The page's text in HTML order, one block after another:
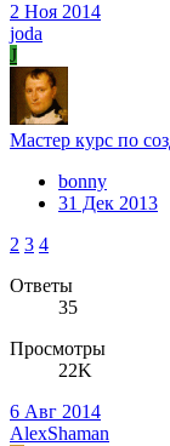
2 Ноя 2014
joda
J
Мастер курс по
bonny
31 Дек 2013
2 3 4
Ответы
35
Просмотры
22K
6 Авг 2014
AlexShaman